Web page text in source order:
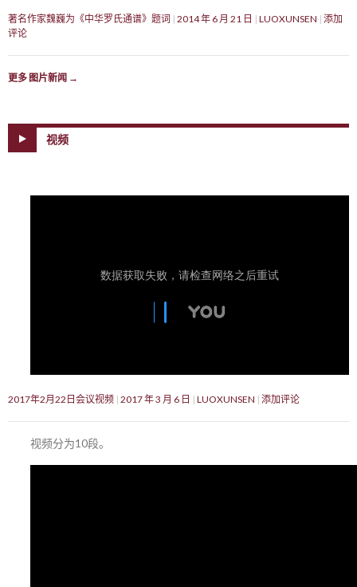
著名作家魏巍为《中华罗氏通谱》题词 2014 年 6 月 21 日 LUOXUNSEN 添加
评论
更多 图片新闻 →
视频
2017年2月22日会议视频 2017 年 3 月 6 日 LUOXUNSEN 添加评论
视频分为10段。